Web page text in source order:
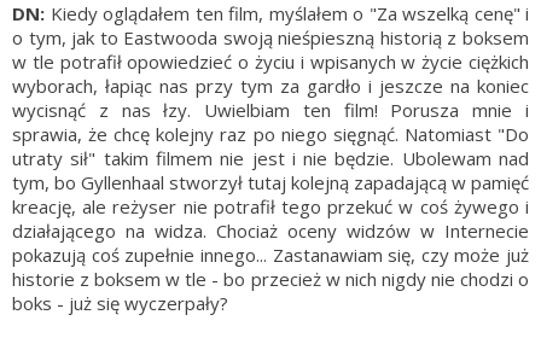
DN: Kiedy oglądałem ten film, myślałem o "Za wszelką cenę" i
o tym, jak to Eastwooda swoją nieśpieszną historią z boksem
w tle potrafił opowiedzieć o życiu i wpisanych w życie ciężkich
wyborach, łapiąc nas przy tym za gardło i jeszcze na koniec
wycisnąć z nas łzy. Uwielbiam ten film! Porusza mnie i
sprawia, że chcę kolejny raz po niego sięgnąć. Natomiast "Do
utraty sił" takim filmem nie jest i nie będzie. Ubolewam nad
tym, bo Gyllenhaal stworzył tutaj kolejną zapadającą w pamięć
kreację, ale reżyser nie potrafił tego przekuć w coś żywego i
działającego na widza. Chociaż oceny widzów w Internecie
pokazują coś zupełnie innego... Zastanawiam się, czy może już
historie z boksem w tle - bo przecież w nich nigdy nie chodzi o
boks - już się wyczerpały?